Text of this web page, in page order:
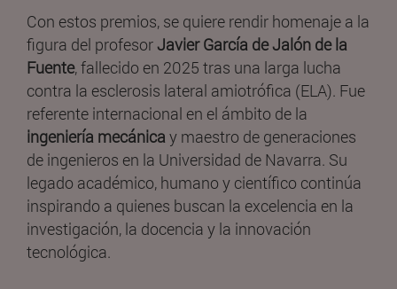
Con estos premios, se quiere rendir homenaje a la
figura del profesorJavier García de Jalón de la
Fuente, fallecido en 2025 tras una larga lucha
contra la esclerosis lateral amiotrófica (ELA). Fue
referente internacional en el ámbito de la
ingeniería mecánicay maestro de generaciones
de ingenieros en la Universidad de Navarra. Su
legado académico, humano y científico continúa
inspirando a quienes buscan la excelencia en la
investigación, la docencia y la innovación
tecnológica.